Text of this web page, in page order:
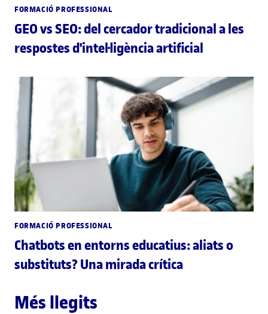
FORMACIÓ PROFESSIONAL
GEO vs SEO: del cercador tradicional a les
respostes d'intel·ligència artificial
FORMACIÓ PROFESSIONAL
Chatbots en entorns educatius: aliats o
substituts? Una mirada crítica
Més llegits